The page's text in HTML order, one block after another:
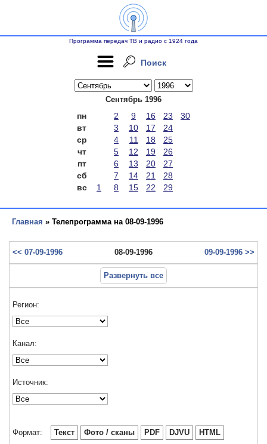
Программа передач ТВ и радио с 1924 года
Поиск
Сентябрь 1996
пн 2 9 16 23
30
вт
3 10 17
24
ср
4 11 18
25
чт
5 12 19
26
пт
6 13 20
27
сб
7 14 21
28
вс
1 8 15 22 29
Главная » Телепрограмма на 08-09-1996
<< 07-09-1996 08-09-1996 09-09-1996 >>
Развернуть все
Регион:
Канал:
Источник:
Формат: Текст Фото / сканы PDF DJVU HTML